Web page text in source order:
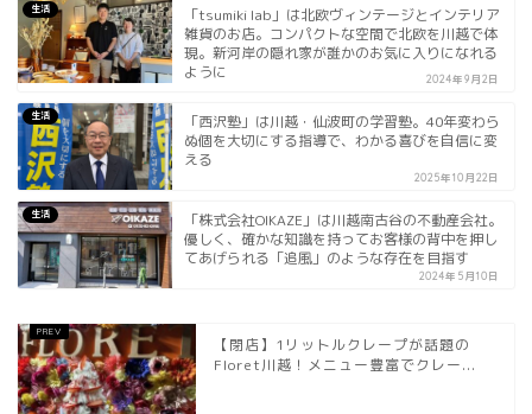
生活
「tsumiki lab」は北欧ヴィンテージとインテリア
雑貨のお店。コンパクトな空間で北欧を川越で体
現。新河岸の隠れ家が誰かのお気に入りになれる
ように
2024年9月2日
生活
「西沢塾」は川越・仙波町の学習塾。40年変わら
ぬ個を大切にする指導で、わかる喜びを自信に変
える
2025年10月22日
生活
「株式会社OIKAZE」は川越南古谷の不動産会社。
優しく、確かな知識を持ってお客様の背中を押し
てあげられる「追風」のような存在を目指す
2024年5月10日
【閉店】1リットルクレープが話題の
Floret川越！メニュー豊富でクレー...